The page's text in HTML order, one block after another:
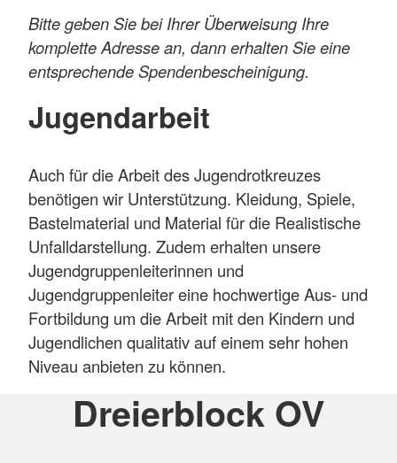
Bitte geben Sie bei Ihrer Überweisung Ihre
komplette Adresse an, dann erhalten Sie eine
entsprechende Spendenbescheinigung.
Jugendarbeit
Auch für die Arbeit des Jugendrotkreuzes
benötigen wir Unterstützung. Kleidung, Spiele,
Bastelmaterial und Material für die Realistische
Unfalldarstellung. Zudem erhalten unsere
Jugendgruppenleiterinnen und
Jugendgruppenleiter eine hochwertige Aus- und
Fortbildung um die Arbeit mit den Kindern und
Jugendlichen qualitativ auf einem sehr hohen
Niveau anbieten zu können.
Dreierblock OV